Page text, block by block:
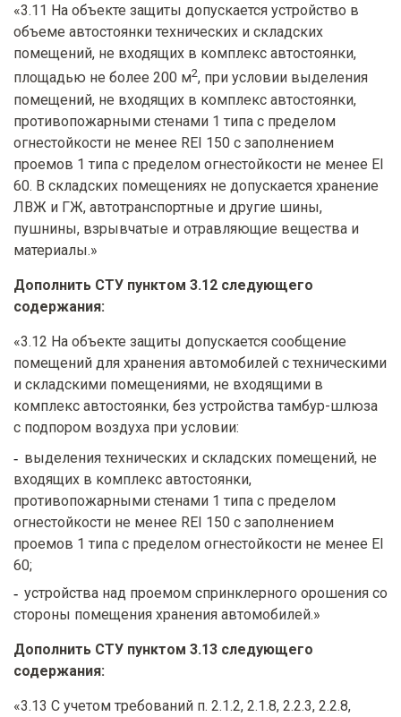
«3.11 На объекте защиты допускается устройство в
объеме автостоянки технических и складских
помещений, не входящих в комплекс автостоянки,
площадью не более 200 м2, при условии выделения
помещений, не входящих в комплекс автостоянки,
противопожарными стенами 1 типа с пределом
огнестойкости не менее REI 150 с заполнением
проемов 1 типа с пределом огнестойкости не менее EI
60. В складских помещениях не допускается хранение
ЛВЖ и ГЖ, автотранспортные и другие шины,
пушнины, взрывчатые и отравляющие вещества и
материалы.»
Дополнить СТУ пунктом 3.12 следующего
содержания:
«3.12 На объекте защиты допускается сообщение
помещений для хранения автомобилей с техническими
и складскими помещениями, не входящими в
комплекс автостоянки, без устройства тамбур-шлюза
с подпором воздуха при условии:
выделения технических и складских помещений, не
входящих в комплекс автостоянки,
противопожарными стенами 1 типа с пределом
огнестойкости не менее REI 150 с заполнением
проемов 1 типа с пределом огнестойкости не менее EI
60;
устройства над проемом спринклерного орошения со
стороны помещения хранения автомобилей.»
Дополнить СТУ пунктом 3.13 следующего
содержания:
«3.13 С учетом требований п. 2.1.2, 2.1.8, 2.2.3, 2.2.8,